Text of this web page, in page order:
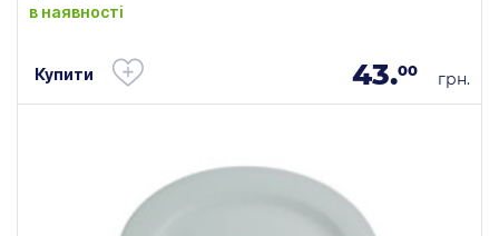
в наявності
Купити 43.00 грн.